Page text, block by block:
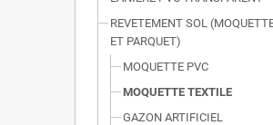
REVETEMENT SOL
ET PARQUET)
MOQUETTE PVC
MOQUETTE TEXTILE
GAZON ARTIFICIEL